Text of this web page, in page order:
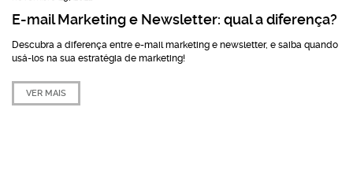
E-mail Marketing e Newsletter: qual a diferença?
Descubra a diferença entre e-mail marketing e newsletter, e saiba quando
usá-los na sua estratégia de marketing!
VER MAIS